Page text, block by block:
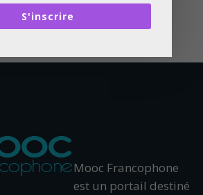
Mooc Francophone
est un portail destiné
S'inscrire